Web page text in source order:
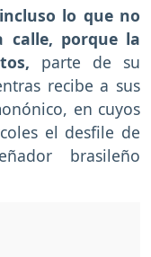
lo que no
calle, porque la
parte de su
recibe a sus
en cuyos
el desfile de
brasileño